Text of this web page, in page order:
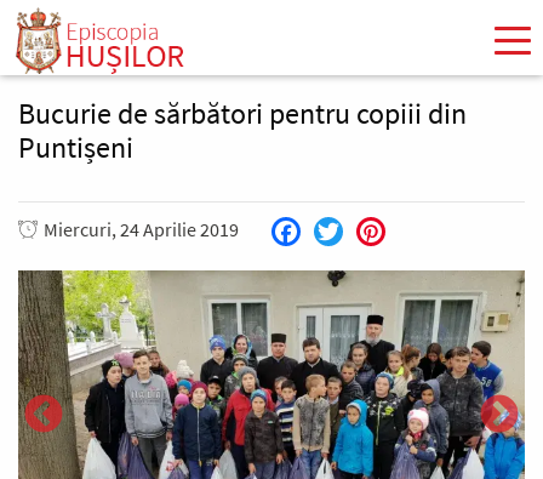
Mergi
conţinutul
principal
Bucurie de sărbători pentru copiii din
Puntișeni
Miercuri, 24 Aprilie 2019 Facebook
Twitter